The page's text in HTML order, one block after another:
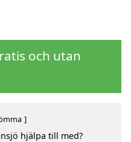
och utan
hjälpa till med?